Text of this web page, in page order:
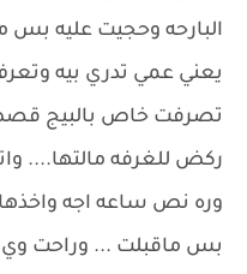
البارحه وحجيت عليه بس
يعني عمي تدري بيه
تصرفت خاص بالبيج
ركض للغرفه مالتها....
وره نص ساعه اجه
بس ماقبلت ... وراحت